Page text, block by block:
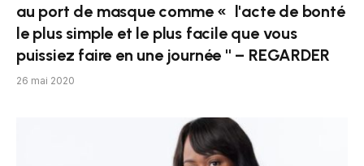
au port de masque comme « l'acte de bonté
le plus simple et le plus facile que vous
puissiez faire en une journée '' – REGARDER
26 mai 2020